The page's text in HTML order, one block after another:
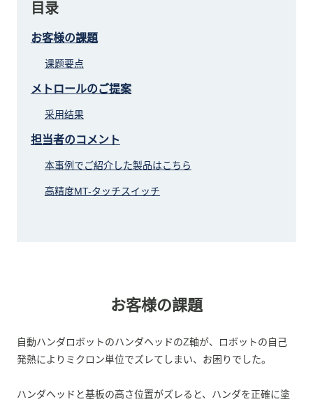
目录
お客様の課題
课题要点
メトロールのご提案
采用结果
担当者のコメント
本事例でご紹介した製品はこちら
高精度MT-タッチスイッチ
お客様の課題
自動ハンダロボットのハンダヘッドのZ軸が、ロボットの自己
発熱によりミクロン単位でズレてしまい、お困りでした。
ハンダヘッドと基板の高さ位置がズレると、ハンダを正確に塗